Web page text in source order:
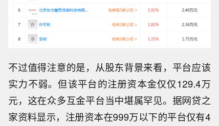
不过值得注意的是，从股东背景来看，平台应该
实力不弱。但该平台的注册资本金仅仅129.4万
元，这在众多互金平台当中堪属罕见。据网贷之
家资料显示，注册资本在999万以下的平台仅有4